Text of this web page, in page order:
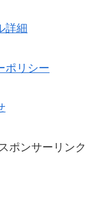
詳細
ポリシー
スポンサーリンク